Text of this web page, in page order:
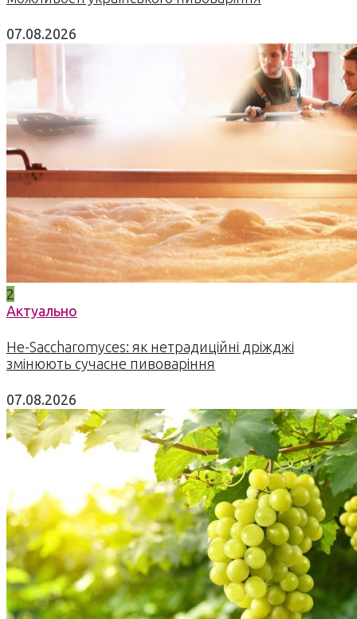
07.08.2026
2
Актуально
Не-Saccharomyces: як нетрадиційні дріжджі
змінюють сучасне пивоваріння
07.08.2026